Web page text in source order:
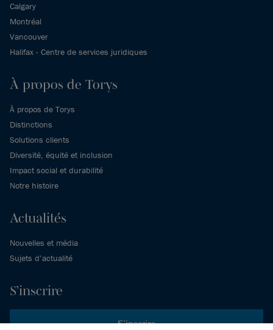
Calgary
Montréal
Vancouver
Halifax - Centre de services juridiques
À propos de Torys
À propos de Torys
Distinctions
Solutions clients
Diversité, équité et inclusion
Impact social et durabilité
Notre histoire
Actualités
Nouvelles et média
Sujets d’actualité
S’inscrire
S’inscrire